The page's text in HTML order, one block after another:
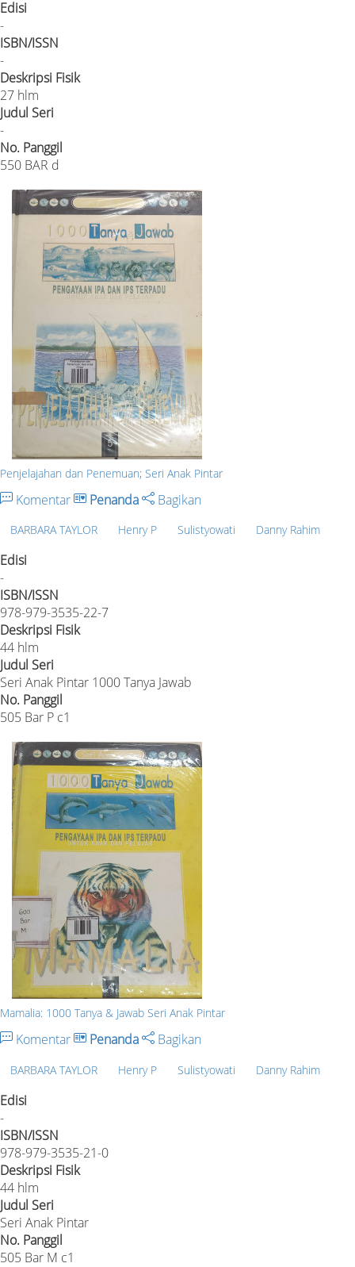
Edisi
-
ISBN/ISSN
-
Deskripsi Fisik
27 hlm
Judul Seri
-
No. Panggil
550 BAR d
Penjelajahan dan Penemuan; Seri Anak Pintar
Komentar Penanda Bagikan
BARBARA TAYLOR Henry P Sulistyowati Danny Rahim
Edisi
-
ISBN/ISSN
978-979-3535-22-7
Deskripsi Fisik
44 hlm
Judul Seri
Seri Anak Pintar 1000 Tanya Jawab
No. Panggil
505 Bar P c1
Mamalia: 1000 Tanya & Jawab Seri Anak Pintar
Komentar Penanda Bagikan
BARBARA TAYLOR Henry P Sulistyowati Danny Rahim
Edisi
-
ISBN/ISSN
978-979-3535-21-0
Deskripsi Fisik
44 hlm
Judul Seri
Seri Anak Pintar
No. Panggil
505 Bar M c1